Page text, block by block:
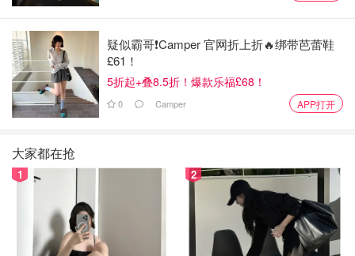
4⃣️瘦腿（10分钟）
这个视频是甜筒妹子最近才出的 之前都是跟别的博主做五
14分钟的视频动作也多样化一些 我个人觉得还是比较适合
在瑜伽垫上做而不是床上做 虽然时间不长 但整套做下来还
是有点儿累的🤣
疑似霸哥❗️Camper 官网折上折🔥绑带芭蕾鞋
£61！
5折起+叠8.5折！爆款乐福£68！
0 Camper APP打开
大家都在抢
1 2